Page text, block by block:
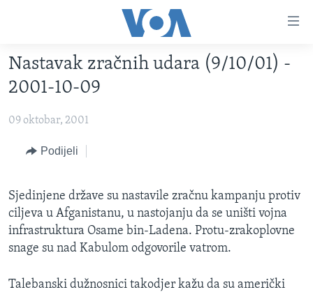
glavni
sadržaj
na
navigaciju
na
pretragu
FOTOGRAFIJE DANA
VIJESTI
BOSNA I HERCEGOVINA
SVIJET
SPECIJALNI PROJEKTI
KORUPCIJA
SLOBODA MEDIJA
ŽENSKA STRANA
Nastavak zračnih udara (9/10/01) -
2001-10-09
09 oktobar, 2001
Podijeli
Sjedinjene države su nastavile zračnu kampanju protiv
ciljeva u Afganistanu, u nastojanju da se uništi vojna
infrastruktura Osame bin-Ladena. Protu-zrakoplovne
snage su nad Kabulom odgovorile vatrom.
Talebanski dužnosnici takodjer kažu da su američki